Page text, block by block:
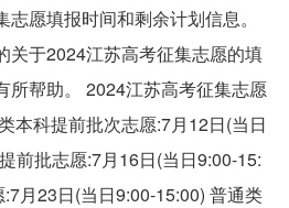
愿填报时间和剩余计划信息。
关于2024江苏高考征集志愿的填
所帮助。 2024江苏高考征集志愿
本科提前批次志愿:7月12日(当日
前批志愿:7月16日(当日9:00-15:
月23日(当日9:00-15:00) 普通类